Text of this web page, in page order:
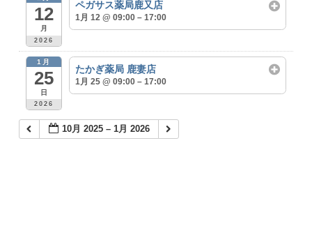
12
月
2026
ペガサス薬局鹿又店
1月 12 @ 09:00 – 17:00
1月
25
日
2026
たかぎ薬局 鹿妻店
1月 25 @ 09:00 – 17:00
10月 2025 – 1月 2026